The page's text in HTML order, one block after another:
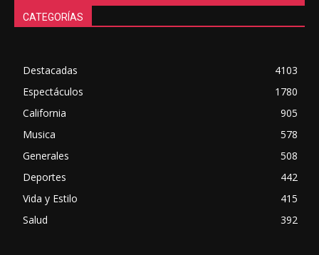
CATEGORÍAS
Destacadas
4103
Espectáculos
1780
California
905
Musica
578
Generales
508
Deportes
442
Vida y Estilo
415
Salud
392